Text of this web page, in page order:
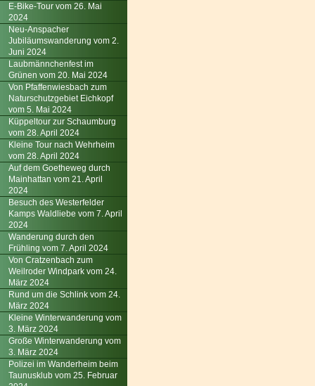
E-Bike-Tour vom 26. Mai
2024
Neu-Anspacher
Jubiläumswanderung vom 2.
Juni 2024
Laubmännchenfest im
Grünen vom 20. Mai 2024
Von Pfaffenwiesbach zum
Naturschutzgebiet Eichkopf
vom 5. Mai 2024
Küppeltour zur Schaumburg
vom 28. April 2024
Kleine Tour nach Wehrheim
vom 28. April 2024
Auf dem Goetheweg durch
Mainhattan vom 21. April
2024
Besuch des Westerfelder
Kamps Waldliebe vom 7. April
2024
Wanderung durch den
Frühling vom 7. April 2024
Von Cratzenbach zum
Weilroder Windpark vom 24.
März 2024
Rund um die Schlink vom 24.
März 2024
Kleine Winterwanderung vom
3. März 2024
Große Winterwanderung vom
3. März 2024
Polizei im Wanderheim beim
Taunusklub vom 25. Februar